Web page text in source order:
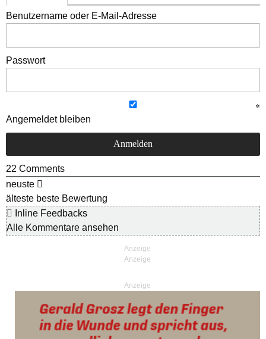
Benutzername oder E-Mail-Adresse
Passwort
Angemeldet bleiben
22 Comments
neuste
älteste beste Bewertung
Inline Feedbacks
Alle Kommentare ansehen
Anzeige